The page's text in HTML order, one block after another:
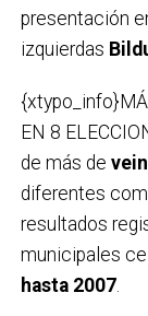
presentación
izquierdas
EN 8
de más de
diferentes
resultados
municipales
hasta 2007.